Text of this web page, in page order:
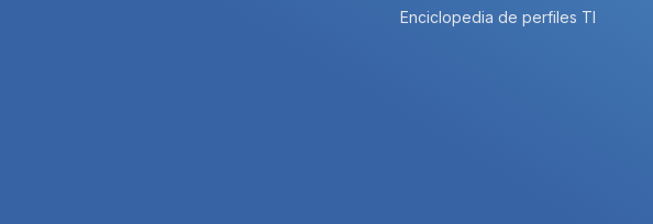
Enciclopedia de perfiles TI